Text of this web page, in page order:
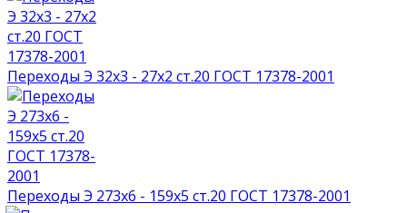
Переходы Э 32х3 - 27х2 ст.20 ГОСТ 17378-2001
Переходы Э 273х6 - 159х5 ст.20 ГОСТ 17378-2001